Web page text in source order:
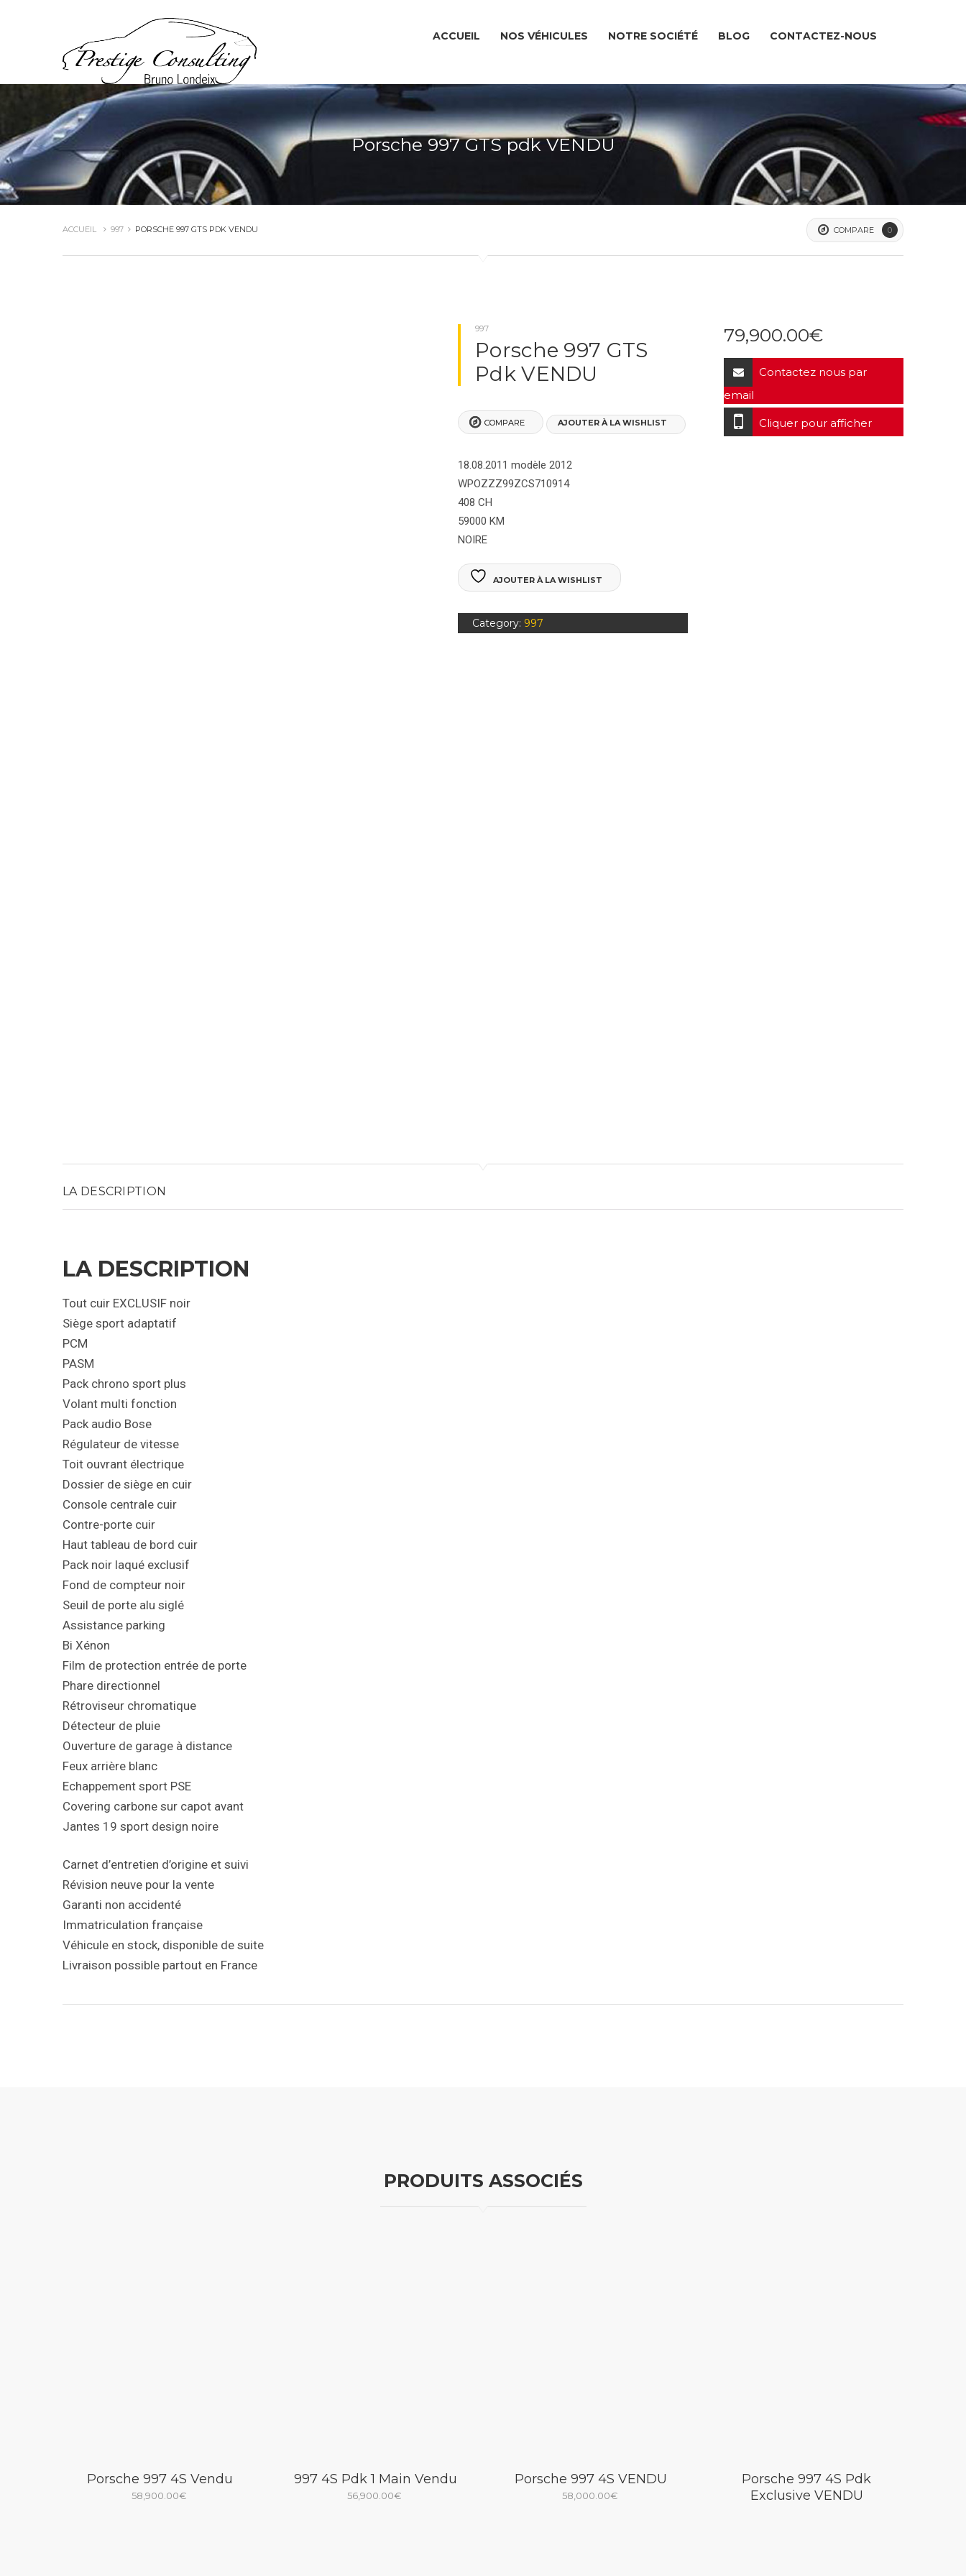
ACCUEIL NOS VÉHICULES NOTRE SOCIÉTÉ BLOG CONTACTEZ-NOUS
NOS VÉHICULES
PORSCHES BOXSTER
PORSCHES 964
PORSCHES 992
PORSCHE 991
PORSCHE 993
PORSCHE 996
Porsche 997 GTS pdk VENDU
ACCUEIL 997 PORSCHE 997 GTS PDK VENDU COMPARE 0
997
Porsche 997 GTS
Pdk VENDU
COMPARE AJOUTER À LA WISHLIST
18.08.2011 modèle 2012
WPOZZZ99ZCS710914
408 CH
59000 KM
NOIRE
AJOUTER À LA WISHLIST
Category: 997
79,900.00€
Contactez nous par
email
Cliquer pour afficher
LA DESCRIPTION
LA DESCRIPTION
Tout cuir EXCLUSIF noir
Siège sport adaptatif
PCM
PASM
Pack chrono sport plus
Volant multi fonction
Pack audio Bose
Régulateur de vitesse
Toit ouvrant électrique
Dossier de siège en cuir
Console centrale cuir
Contre-porte cuir
Haut tableau de bord cuir
Pack noir laqué exclusif
Fond de compteur noir
Seuil de porte alu siglé
Assistance parking
Bi Xénon
Film de protection entrée de porte
Phare directionnel
Rétroviseur chromatique
Détecteur de pluie
Ouverture de garage à distance
Feux arrière blanc
Echappement sport PSE
Covering carbone sur capot avant
Jantes 19 sport design noire
Carnet d’entretien d’origine et suivi
Révision neuve pour la vente
Garanti non accidenté
Immatriculation française
Véhicule en stock, disponible de suite
Livraison possible partout en France
PRODUITS ASSOCIÉS
Porsche 997 4S Vendu
58,900.00€
997 4S Pdk 1 Main Vendu
56,900.00€
Porsche 997 4S VENDU
58,000.00€
Porsche 997 4S Pdk
Exclusive VENDU